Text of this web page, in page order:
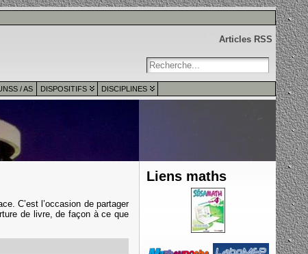
Articles RSS
/ AS DISPOSITIFS DISCIPLINES
C’est l’occasion de partager
de livre, de façon à ce que
Liens maths